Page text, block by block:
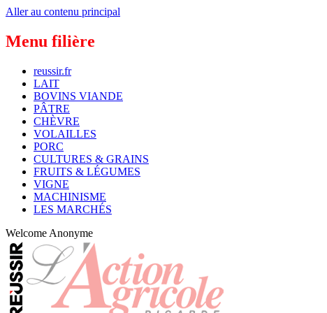
Aller au contenu principal
Menu filière
reussir.fr
LAIT
BOVINS VIANDE
PÂTRE
CHÈVRE
VOLAILLES
PORC
CULTURES & GRAINS
FRUITS & LÉGUMES
VIGNE
MACHINISME
LES MARCHÉS
Welcome Anonyme